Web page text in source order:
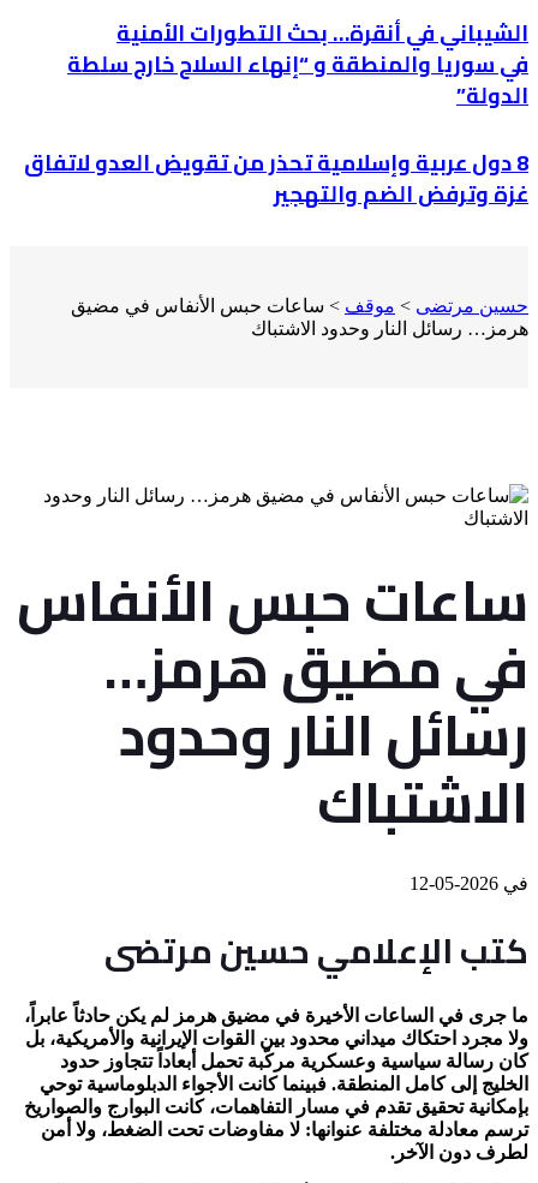
الشيباني في أنقرة… بحث التطورات الأمنية
في سوريا والمنطقة و “إنهاء السلاح خارج سلطة
الدولة”
8 دول عربية وإسلامية تحذر من تقويض العدو لاتفاق
غزة وترفض الضم والتهجير
حسين مرتضى > موقف > ساعات حبس الأنفاس في مضيق
هرمز… رسائل النار وحدود الاشتباك
ساعات حبس الأنفاس
في مضيق هرمز…
رسائل النار وحدود
الاشتباك
في
كتب الإعلامي حسين مرتضى
ما جرى في الساعات الأخيرة في مضيق هرمز لم يكن حادثاً عابراً،
ولا مجرد احتكاك ميداني محدود بين القوات الإيرانية والأمريكية، بل
كان رسالة سياسية وعسكرية مركّبة تحمل أبعاداً تتجاوز حدود
الخليج إلى كامل المنطقة. فبينما كانت الأجواء الدبلوماسية توحي
بإمكانية تحقيق تقدم في مسار التفاهمات، كانت البوارج والصواريخ
ترسم معادلة مختلفة عنوانها: لا مفاوضات تحت الضغط، ولا أمن
لطرف دون الآخر.